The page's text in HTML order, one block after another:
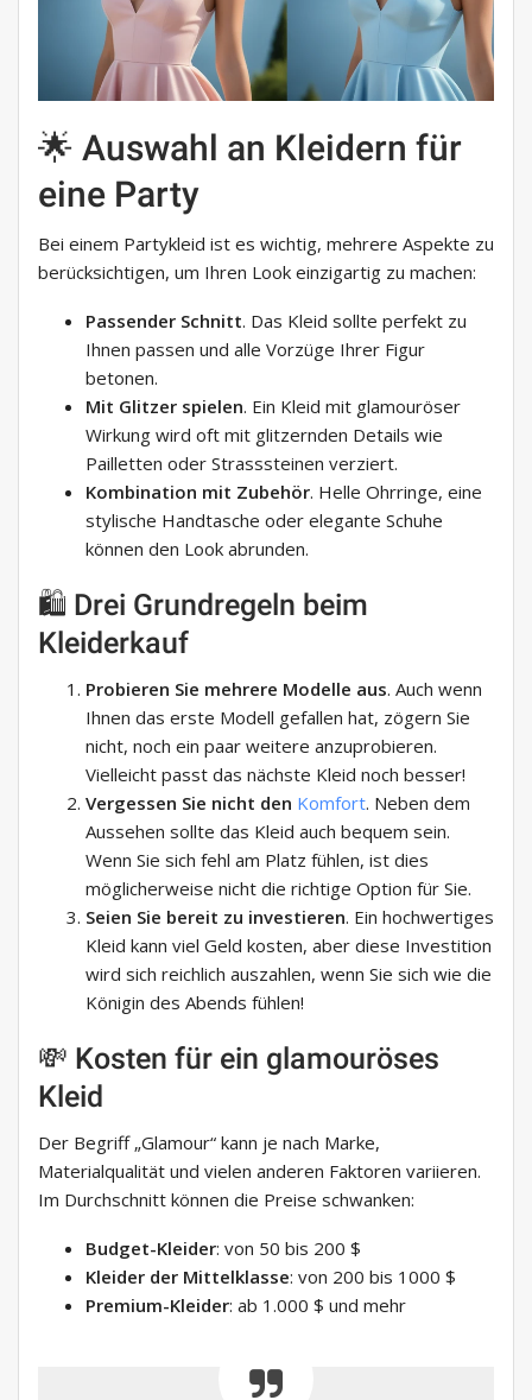
🌟 Auswahl an Kleidern für
eine Party
Bei einem Partykleid ist es wichtig, mehrere Aspekte zu
berücksichtigen, um Ihren Look einzigartig zu machen:
Passender Schnitt. Das Kleid sollte perfekt zu
Ihnen passen und alle Vorzüge Ihrer Figur
betonen.
Mit Glitzer spielen. Ein Kleid mit glamouröser
Wirkung wird oft mit glitzernden Details wie
Pailletten oder Strasssteinen verziert.
Kombination mit Zubehör. Helle Ohrringe, eine
stylische Handtasche oder elegante Schuhe
können den Look abrunden.
🛍️ Drei Grundregeln beim
Kleiderkauf
Probieren Sie mehrere Modelle aus. Auch wenn
Ihnen das erste Modell gefallen hat, zögern Sie
nicht, noch ein paar weitere anzuprobieren.
Vielleicht passt das nächste Kleid noch besser!
Vergessen Sie nicht den Komfort. Neben dem
Aussehen sollte das Kleid auch bequem sein.
Wenn Sie sich fehl am Platz fühlen, ist dies
möglicherweise nicht die richtige Option für Sie.
Seien Sie bereit zu investieren. Ein hochwertiges
Kleid kann viel Geld kosten, aber diese Investition
wird sich reichlich auszahlen, wenn Sie sich wie die
Königin des Abends fühlen!
💸 Kosten für ein glamouröses
Kleid
Der Begriff „Glamour“ kann je nach Marke,
Materialqualität und vielen anderen Faktoren variieren.
Im Durchschnitt können die Preise schwanken:
Budget-Kleider: von 50 bis 200 $
Kleider der Mittelklasse: von 200 bis 1000 $
Premium-Kleider: ab 1.000 $ und mehr